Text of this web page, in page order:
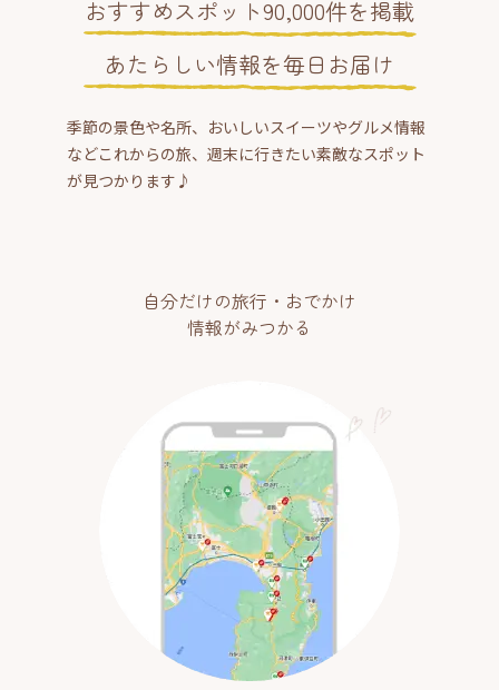
おすすめスポット90,000件を掲載
あたらしい情報を毎日お届け
季節の景色や名所、おいしいスイーツやグルメ情報
などこれからの旅、週末に行きたい素敵なスポット
が見つかります♪
自分だけの旅行・おでかけ
情報がみつかる